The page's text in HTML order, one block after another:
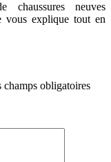
chaussures neuves
vous explique tout en
champs obligatoires